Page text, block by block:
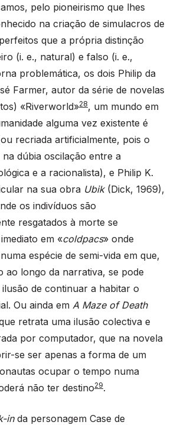
pelo pioneirismo que lhes
na criação de simulacros de
que a própria distinção
(i. e., natural) e falso (i. e.,
problemática, os dois Philip da
Farmer, autor da série de novelas
«Riverworld»28, um mundo em
alguma vez existente é
recriada artificialmente, pois o
na dúbia oscilação entre a
e a racionalista), e Philip K.
na sua obra Ubik(Dick, 1969),
os indivíduos são
resgatados à morte se
em «coldpacs» onde
espécie de semi-vida em que,
ao longo da narrativa, se pode
de continuar a habitar o
Ou ainda em A Maze of Death
retrata uma ilusão colectiva e
por computador, que na novela
se ser apenas a forma de um
ocupar o tempo numa
não ter destino29.
inda personagem Case de